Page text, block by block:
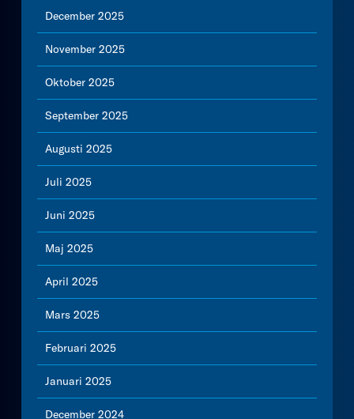
December 2025
November 2025
Oktober 2025
September 2025
Augusti 2025
Juli 2025
Juni 2025
Maj 2025
April 2025
Mars 2025
Februari 2025
Januari 2025
December 2024